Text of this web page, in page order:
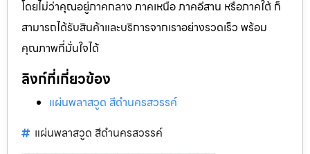
โดยไม่ว่าคุณอยู่ภาคกลาง ภาคเหนือ ภาคอีสาน หรือภาคใต้ ก็
สามารถได้รับสินค้าและบริการจากเราอย่างรวดเร็ว พร้อม
คุณภาพที่มั่นใจได้
ลิงก์ที่เกี่ยวข้อง
แผ่นพลาสวูด สีดำนครสวรรค์
แผ่นพลาสวูด สีดำนครสวรรค์